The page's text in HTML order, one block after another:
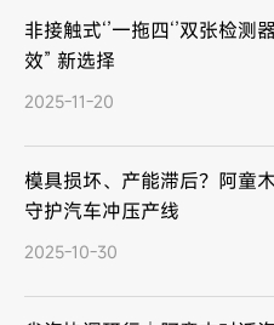
非接触式‘’一拖四‘’双张检
效” 新选择
2025-11-20
模具损坏、产能滞后？阿童
守护汽车冲压产线
2025-10-30